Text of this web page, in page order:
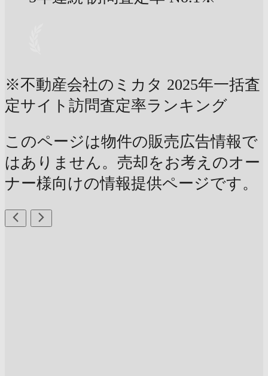
※不動産会社のミカタ 2025年一括査
定サイト訪問査定率ランキング
このページは物件の販売広告情報で
はありません。売却をお考えのオー
ナー様向けの情報提供ページです。